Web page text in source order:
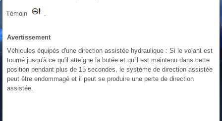
Témoin
Avertissement
Véhicules équipés d'une direction assistée hydraulique : Si le volant est
tourné jusqu'à ce qu'il atteigne la butée et qu'il est maintenu dans cette
position pendant plus de 15 secondes, le système de direction assistée
peut être endommagé et il peut se produire une perte de direction
assistée.